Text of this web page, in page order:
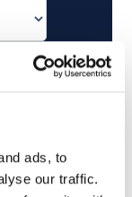
ads, to
our traffic.